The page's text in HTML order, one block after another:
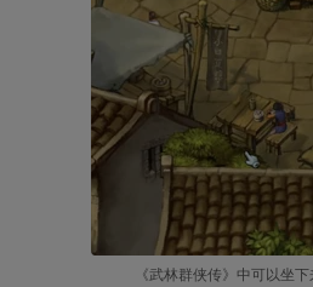
《武林群侠传》中可以坐